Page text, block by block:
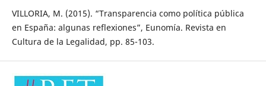
VILLORIA, M. (2015). “Transparencia como política pública
en España: algunas reflexiones”, Eunomía. Revista en
Cultura de la Legalidad, pp. 85-103.